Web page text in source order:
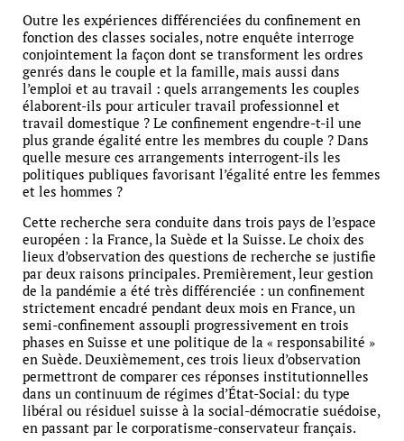
Outre les expériences différenciées du confinement en
fonction des classes sociales, notre enquête interroge
conjointement la façon dont se transforment les ordres
genrés dans le couple et la famille, mais aussi dans
l’emploi et au travail : quels arrangements les couples
élaborent-ils pour articuler travail professionnel et
travail domestique ? Le confinement engendre-t-il une
plus grande égalité entre les membres du couple ? Dans
quelle mesure ces arrangements interrogent-ils les
politiques publiques favorisant l’égalité entre les femmes
et les hommes ?
Cette recherche sera conduite dans trois pays de l’espace
européen : la France, la Suède et la Suisse. Le choix des
lieux d’observation des questions de recherche se justifie
par deux raisons principales. Premièrement, leur gestion
de la pandémie a été très différenciée : un confinement
strictement encadré pendant deux mois en France, un
semi-confinement assoupli progressivement en trois
phases en Suisse et une politique de la « responsabilité »
en Suède. Deuxièmement, ces trois lieux d’observation
permettront de comparer ces réponses institutionnelles
dans un continuum de régimes d’État-Social: du type
libéral ou résiduel suisse à la social-démocratie suédoise,
en passant par le corporatisme-conservateur français.